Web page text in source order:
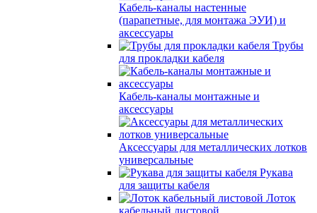
Кабель-каналы настенные
(парапетные, для монтажа ЭУИ) и
аксессуары
Трубы
для прокладки кабеля
Кабель-каналы монтажные и
аксессуары
Аксессуары для металлических лотков
универсальные
Рукава
для защиты кабеля
Лоток
кабельный листовой